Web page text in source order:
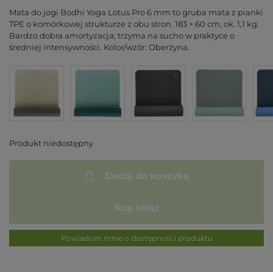
Mata do jogi Bodhi Yoga Lotus Pro 6 mm to gruba mata z pianki
TPE o komórkowej strukturze z obu stron. 183 × 60 cm, ok. 1,1 kg.
Bardzo dobra amortyzacja; trzyma na sucho w praktyce o
średniej intensywności. Kolor/wzór: Oberżyna.
Produkt niedostępny
Dodaj do koszyka
Kup teraz
Powiadom mnie o dostępności produktu